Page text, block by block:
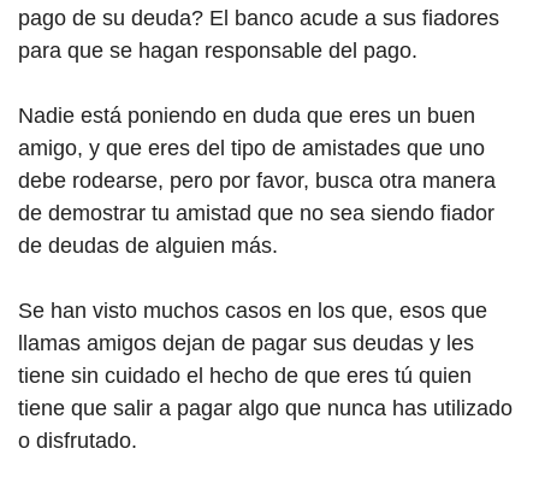
pago de su deuda? El banco acude a sus fiadores
para que se hagan responsable del pago.
Nadie está poniendo en duda que eres un buen
amigo, y que eres del tipo de amistades que uno
debe rodearse, pero por favor, busca otra manera
de demostrar tu amistad que no sea siendo fiador
de deudas de alguien más.
Se han visto muchos casos en los que, esos que
llamas amigos dejan de pagar sus deudas y les
tiene sin cuidado el hecho de que eres tú quien
tiene que salir a pagar algo que nunca has utilizado
o disfrutado.